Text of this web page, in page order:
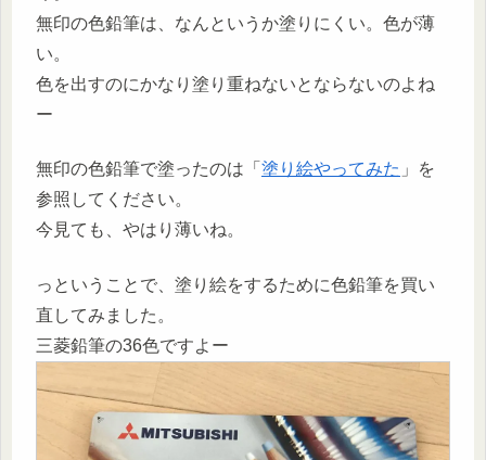
無印の色鉛筆は、なんというか塗りにくい。色が薄
い。
色を出すのにかなり塗り重ねないとならないのよね
ー
無印の色鉛筆で塗ったのは「 塗り絵やってみた 」を
参照してください。
今見ても、やはり薄いね。
っということで、塗り絵をするために色鉛筆を買い
直してみました。
三菱鉛筆の36色ですよー